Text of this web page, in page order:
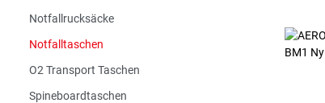
Notfallrucksäcke
Notfalltaschen
O2 Transport Taschen
Spineboardtaschen